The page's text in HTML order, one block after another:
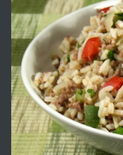
ПРЕДЛАГА